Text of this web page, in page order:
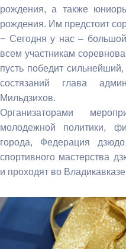
рождения, а также
рождения. Им предстоит
− Сегодня у нас –
всем участникам
пусть победит
состязаний глава
Мильдзихов.
Организаторами
молодежной политики,
города, Федерация
спортивного мастерства
и проходят во